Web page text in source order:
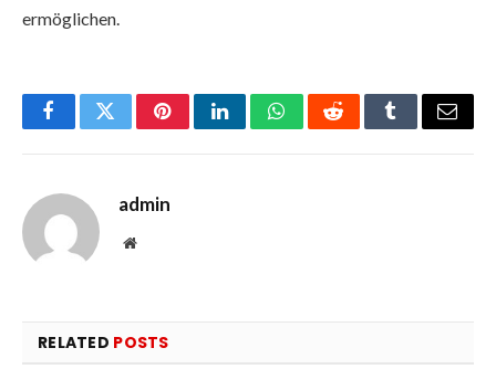
ermöglichen.
FacebookTwitterPinterestLinkedInWhatsAppRedditTumblrEmail
admin
Website
RELATED POSTS